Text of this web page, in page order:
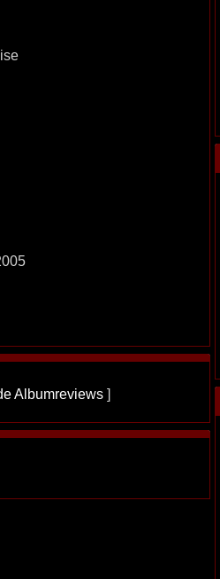
Albumreviews ]